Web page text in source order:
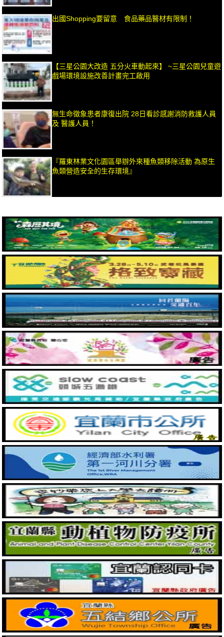
出國Shopping要留意 食品藥品醫材有限制！
【三星公園大改造 五分火車動起來】 ~三星公園兒童遊
戲場環境設施改善計畫完工啟用
無生命徵象患者康復出院 28日看診感謝消防救護人員
及 醫護人員！
『羅東林業文化園區舉辦外來種魚類移除活動 為原生
魚類營造安全的生存環境』